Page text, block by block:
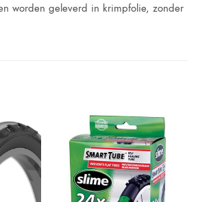
worden geleverd in krimpfolie, zonder